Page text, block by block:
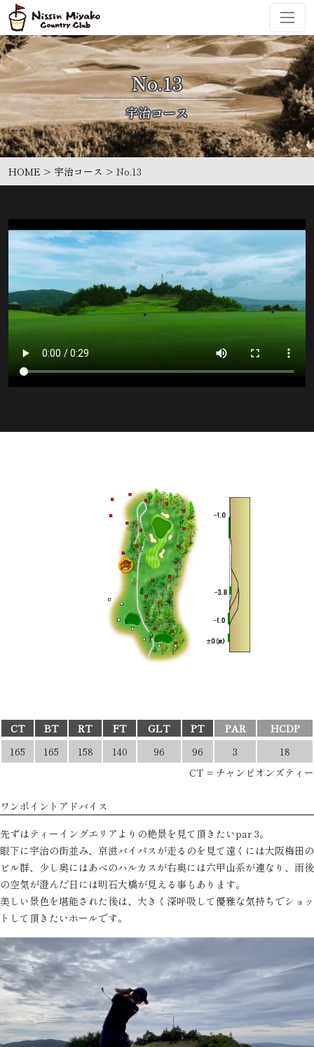
コンテンツへスキップ
メインナビゲーション
No.13
HOME > 宇治コース > No.13
CT = チャンピオンズティー
CT BT RT FT GLT PT PAR
HCDP
165
165 158 140 96 96 3 18
ワンポイントアドバイス
先ずはティーイングエリアよりの絶景を見て頂きたいpar 3。
眼下に宇治の街並み、京滋バイパスが走るのを見て遠くには大阪梅田の
ビル群、少し奥にはあべのハルカスが右奥には六甲山系が連なり、雨後
の空気が澄んだ日には明石大橋が見える事もあります。
美しい景色を堪能された後は、大きく深呼吸して優雅な気持ちでショッ
トして頂きたいホールです。